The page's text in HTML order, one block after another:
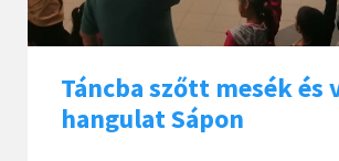
Táncba szőtt mesék és
hangulat Sápon